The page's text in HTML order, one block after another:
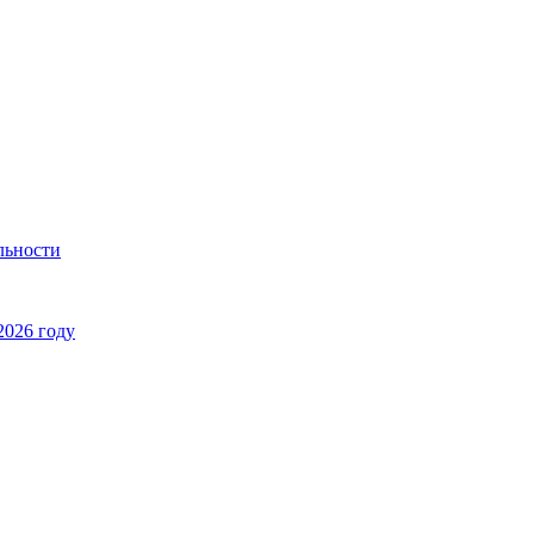
году